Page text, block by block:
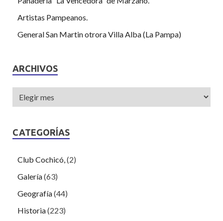
Artistas Pampeanos.
General San Martin otrora Villa Alba (La Pampa)
ARCHIVOS
CATEGORÍAS
Club Cochicó, (2)
Galería(63)
Geografía(44)
Historia(223)